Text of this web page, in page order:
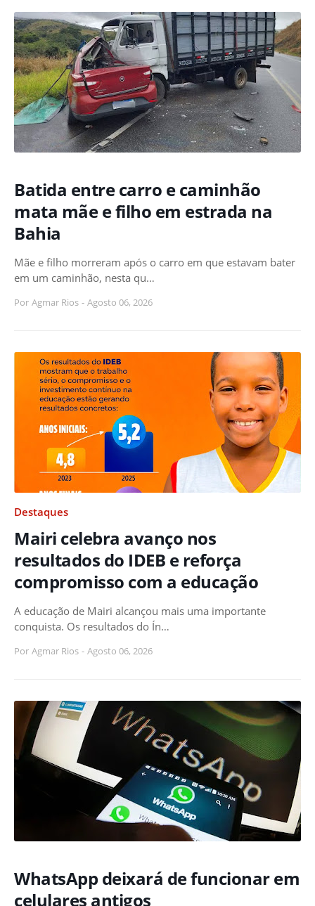
Batida entre carro e caminhão
mata mãe e filho em estrada na
Bahia
Mãe e filho morreram após o carro em que estavam bater
em um caminhão, nesta qu…
Por Agmar Rios - Agosto 06, 2026
Destaques
Mairi celebra avanço nos
resultados do IDEB e reforça
compromisso com a educação
A educação de Mairi alcançou mais uma importante
conquista. Os resultados do Ín…
Por Agmar Rios - Agosto 06, 2026
WhatsApp deixará de funcionar em
celulares antigos